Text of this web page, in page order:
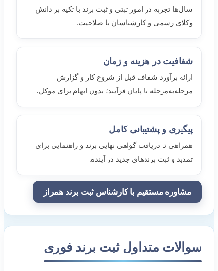
سال‌ها تجربه در امور ثبتی و ثبت برند با تکیه بر دانش
وکلای رسمی و کارشناسان با صلاحیت.
شفافیت در هزینه و زمان
ارائه برآورد شفاف قبل از شروع کار و گزارش
مرحله‌به‌مرحله تا پایان فرآیند؛ بدون ابهام برای موکل.
پیگیری و پشتیبانی کامل
همراهی تا دریافت گواهی نهایی برند و راهنمایی برای
تمدید و ثبت برندهای جدید در آینده.
مشاوره مستقیم با کارشناس ثبت برند همراز
سوالات متداول ثبت برند فوری